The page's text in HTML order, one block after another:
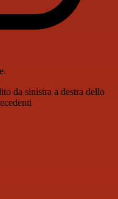
da sinistra a destra dello